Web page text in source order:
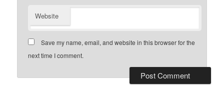
Website
Save my name, email, and website in this browser for the
next time I comment.